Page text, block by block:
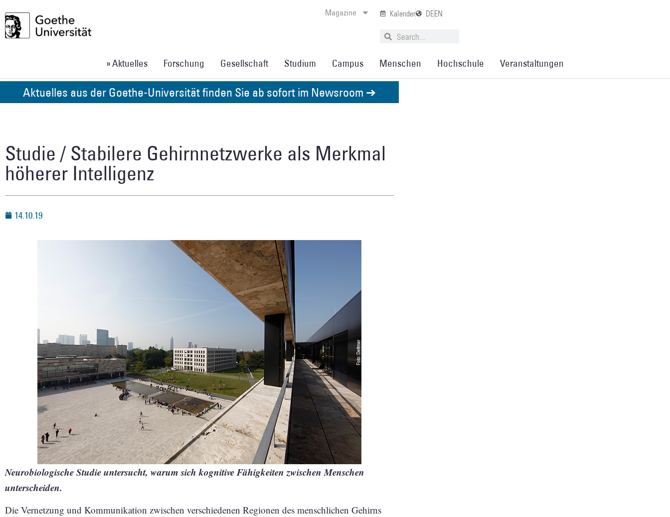
Magazine Kalender DEEN
» Aktuelles Forschung Gesellschaft Studium Campus Menschen Hochschule Veranstaltungen
Aktuelles aus der Goethe-Universität finden Sie ab sofort im Newsroom ➔
Studie / Stabilere Gehirnnetzwerke als Merkmal
höherer Intelligenz
14.10.19
Neurobiologische Studie untersucht, warum sich kognitive Fähigkeiten zwischen Menschen
unterscheiden.
Die Vernetzung und Kommunikation zwischen verschiedenen Regionen des menschlichen Gehirns